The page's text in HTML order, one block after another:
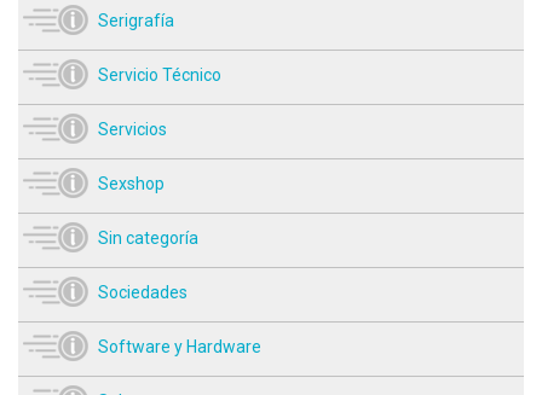
Serigrafía
Servicio Técnico
Servicios
Sexshop
Sin categoría
Sociedades
Software y Hardware